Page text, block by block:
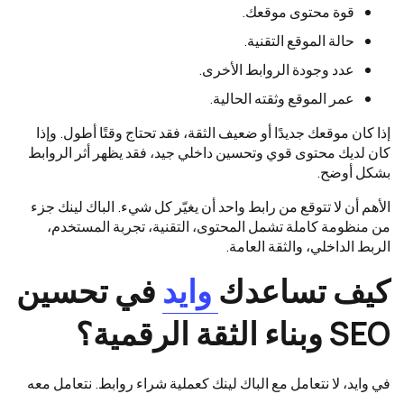
قوة محتوى موقعك.
حالة الموقع التقنية.
عدد وجودة الروابط الأخرى.
عمر الموقع وثقته الحالية.
إذا كان موقعك جديدًا أو ضعيف الثقة، فقد تحتاج وقتًا أطول. وإذا
كان لديك محتوى قوي وتحسين داخلي جيد، فقد يظهر أثر الروابط
بشكل أوضح.
الأهم أن لا تتوقع من رابط واحد أن يغيّر كل شيء. الباك لينك جزء
من منظومة كاملة تشمل المحتوى، التقنية، تجربة المستخدم،
الربط الداخلي، والثقة العامة.
كيف تساعدك وايد في تحسين
SEO وبناء الثقة الرقمية؟
في وايد، لا نتعامل مع الباك لينك كعملية شراء روابط. نتعامل معه